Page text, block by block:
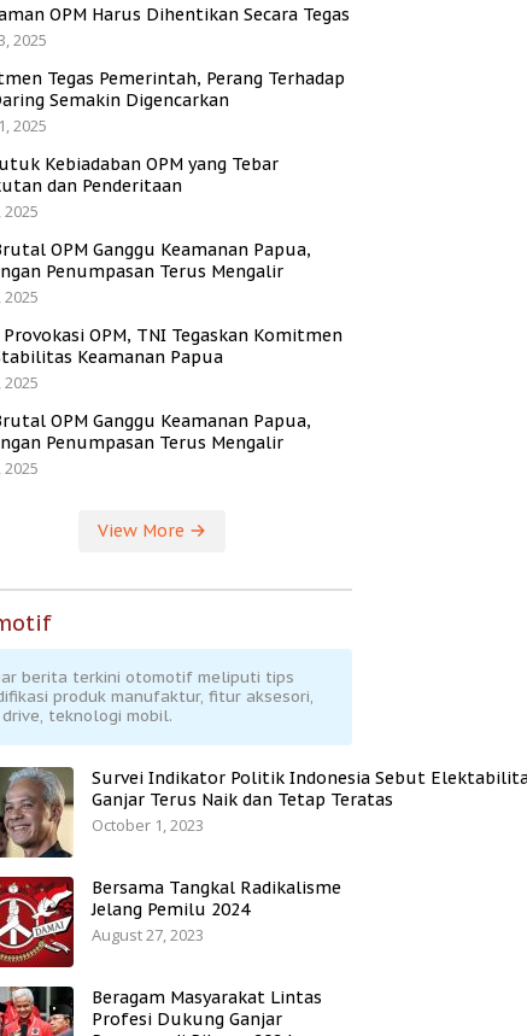
OPM Harus Dihentikan Secara Tegas
2025
Tegas Pemerintah, Perang Terhadap
Semakin Digencarkan
2025
Kebiadaban OPM yang Tebar
dan Penderitaan
OPM Ganggu Keamanan Papua,
Penumpasan Terus Mengalir
OPM, TNI Tegaskan Komitmen
Keamanan Papua
OPM Ganggu Keamanan Papua,
Penumpasan Terus Mengalir
View More
berita terkini otomotif meliputi tips
produk manufaktur, fitur aksesori,
teknologi mobil.
Survei Indikator Politik Indonesia Sebut
Ganjar Terus Naik dan Tetap Teratas
October 1, 2023
Bersama Tangkal Radikalisme
Jelang Pemilu 2024
August 27, 2023
Beragam Masyarakat Lintas
Profesi Dukung Ganjar